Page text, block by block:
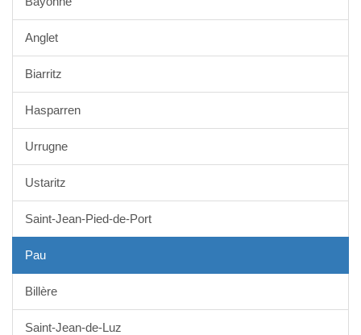
Anglet
Biarritz
Hasparren
Urrugne
Ustaritz
Saint-Jean-Pied-de-Port
Pau
Billère
Saint-Jean-de-Luz